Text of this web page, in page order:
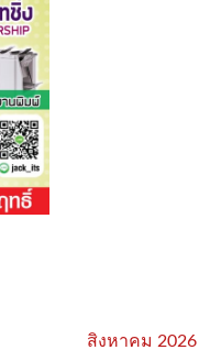
สิงหาคม 2026